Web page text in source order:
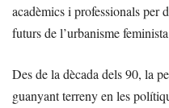
acadèmics i professionals per
futurs de l’urbanisme
Des de la dècada dels 90, la
guanyant terreny en les